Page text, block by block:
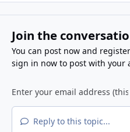
Join the
You can post now and
sign in nowto post with your
Reply to this topic...